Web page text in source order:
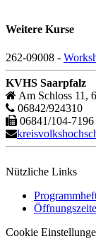
Weitere Kurse
262-09008 -
KVHS Saarpfalz
Am Schloss 11,
06842/924310
06841/104-7196
Nützliche Links
Cookie